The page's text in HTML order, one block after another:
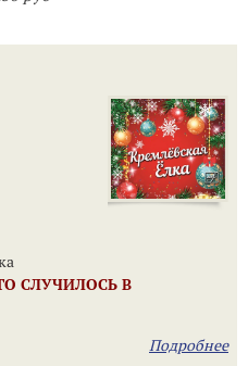
СЛУЧИЛОСЬ В
Подробнее